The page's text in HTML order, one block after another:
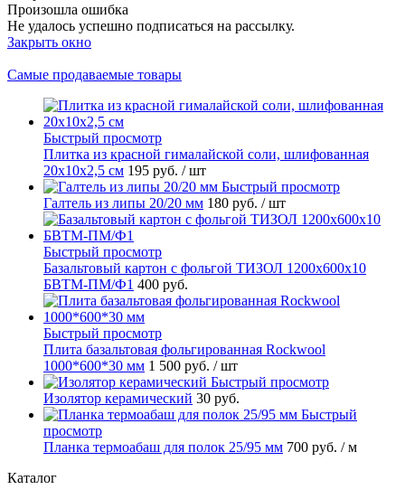
Произошла ошибка
Не удалось успешно подписаться на рассылку.
Закрыть окно
Самые продаваемые товары
Быстрый просмотр
Плитка из красной гималайской соли, шлифованная
20х10х2,5 см 195 руб. / шт
Быстрый просмотр
Галтель из липы 20/20 мм 180 руб. / шт
Быстрый просмотр
Базальтовый картон с фольгой ТИЗОЛ 1200х600х10
БВТМ-ПМ/Ф1 400 руб.
Быстрый просмотр
Плита базальтовая фольгированная Rockwool
1000*600*30 мм 1 500 руб. / шт
Быстрый просмотр
Изолятор керамический 30 руб.
Быстрый
просмотр
Планка термоабаш для полок 25/95 мм 700 руб. / м
Каталог